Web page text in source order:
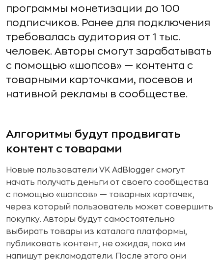
программы монетизации до 100
подписчиков. Ранее для подключения
требовалась аудитория от 1 тыс.
человек. Авторы смогут зарабатывать
с помощью «шопсов» — контента с
товарными карточками, посевов и
нативной рекламы в сообществе.
Алгоритмы будут продвигать
контент с товарами
Новые пользователи VK AdBlogger смогут
начать получать деньги от своего сообщества
с помощью «шопсов» — товарных карточек,
через который пользователь может совершить
покупку. Авторы будут самостоятельно
выбирать товары из каталога платформы,
публиковать контент, не ожидая, пока им
напишут рекламодатели. После этого они